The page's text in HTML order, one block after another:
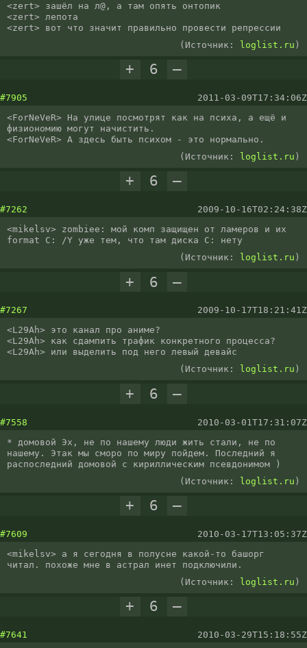
<zert> зашёл на л@, а там опять онтопик
<zert> лепота
<zert> вот что значит правильно провести репрессии
(Источник:
loglist.ru )
+ 6 –
#7905
2011-03-09T17:34:06Z
<ForNeVeR> На улице посмотрят как на психа, а ещё и
физиономию могут начистить.
<ForNeVeR> А здесь быть психом - это нормально.
(Источник:
loglist.ru )
+ 6 –
#7262
2009-10-16T02:24:38Z
<mikelsv> zombiee: мой комп защищен от ламеров и их
format C: /Y уже тем, что там диска C: нету
(Источник:
loglist.ru )
+ 6 –
#7267
2009-10-17T18:21:41Z
<L29Ah> это канал про аниме?
<L29Ah> как сдампить трафик конкретного процесса?
<L29Ah> или выделить под него левый девайс
(Источник:
loglist.ru )
+ 6 –
#7558
2010-03-01T17:31:07Z
* домовой Эх, не по нашему люди жить стали, не по
нашему. Этак мы сморо по миру пойдем. Последний я
распоследний домовой с кириллическим псевдонимом )
(Источник: loglist.ru )
+ 6 –
#7609
2010-03-17T13:05:37Z
<mikelsv> а я сегодня в полусне какой-то башорг
читал. похоже мне в астрал инет подключили.
(Источник: loglist.ru )
+ 6 –
#7641
2010-03-29T15:18:55Z